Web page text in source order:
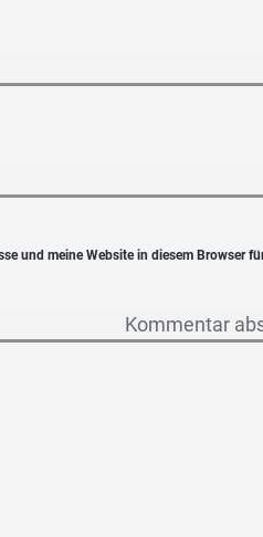
und meine Website in diesem Browser